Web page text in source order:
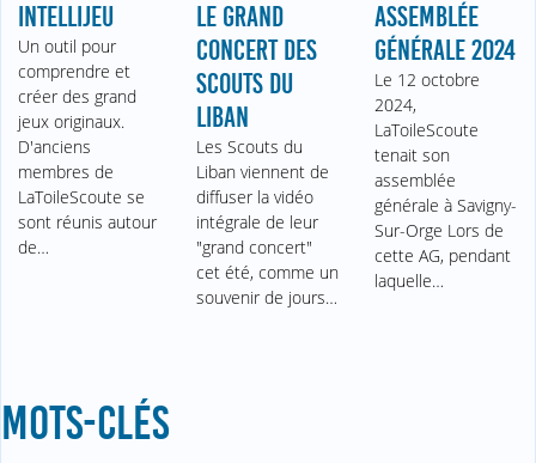
INTELLIJEU
Un outil pour
comprendre et
créer des grand
jeux originaux.
D'anciens
membres de
LaToileScoute se
sont réunis autour
de…
LE GRAND
CONCERT DES
SCOUTS DU
LIBAN
Les Scouts du
Liban viennent de
diffuser la vidéo
intégrale de leur
"grand concert"
cet été, comme un
souvenir de jours…
ASSEMBLÉE
GÉNÉRALE 2024
Le 12 octobre
2024,
LaToileScoute
tenait son
assemblée
générale à Savigny-
Sur-Orge Lors de
cette AG, pendant
laquelle…
MOTS-CLÉS